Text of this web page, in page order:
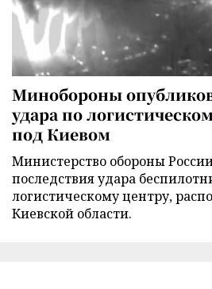
Минобороны
удара по
под Киевом
Министерство обороны
последствия удара
логистическому центру,
Киевской области.